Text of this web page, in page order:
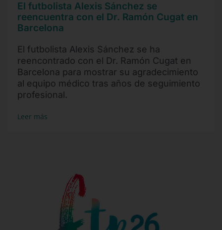
El futbolista Alexis Sánchez se
reencuentra con el Dr. Ramón Cugat en
Barcelona
El futbolista Alexis Sánchez se ha
reencontrado con el Dr. Ramón Cugat en
Barcelona para mostrar su agradecimiento
al equipo médico tras años de seguimiento
profesional.
Leer más